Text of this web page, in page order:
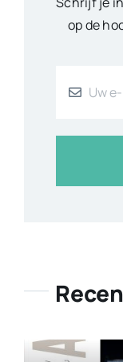
op de